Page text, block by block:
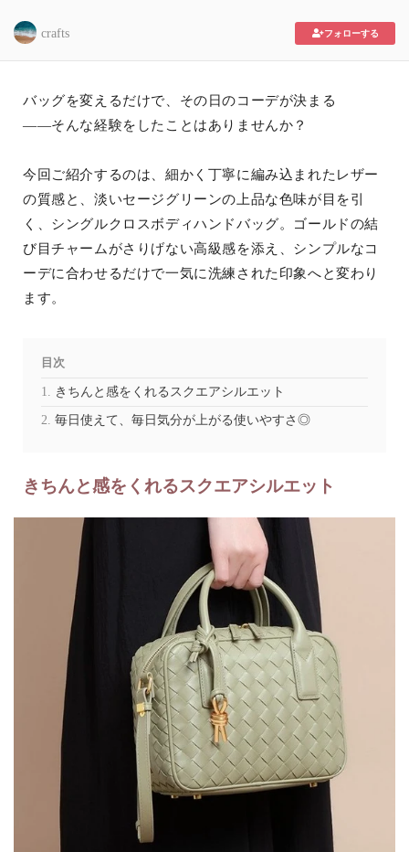
crafts フォローする
バッグを変えるだけで、その日のコーデが決まる
——そんな経験をしたことはありませんか？
今回ご紹介するのは、細かく丁寧に編み込まれたレザー
の質感と、淡いセージグリーンの上品な色味が目を引
く、シングルクロスボディハンドバッグ。ゴールドの結
び目チャームがさりげない高級感を添え、シンプルなコ
ーデに合わせるだけで一気に洗練された印象へと変わり
ます。
目次
きちんと感をくれるスクエアシルエット
毎日使えて、毎日気分が上がる使いやすさ◎
きちんと感をくれるスクエアシルエット